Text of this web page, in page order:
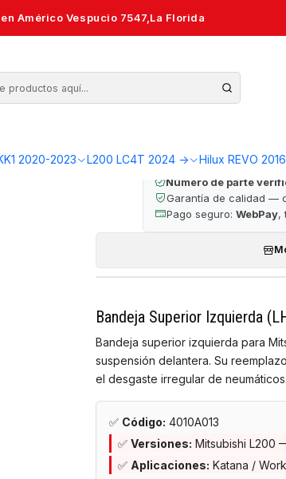
2020-2023 L200 LC4T 2024 -> Hilux REVO
KB4
Bandeja Superior
Número de parte
Garantía de calidad —
Pago seguro: WebPay,
Bandeja Superior Izquierda
Bandeja superior izquierda para
suspensión delantera. Su
el desgaste irregular de neumáticos.
✅ Código: 4010A013
✅ Versiones: Mitsubishi L200
✅ Aplicaciones: Katana /